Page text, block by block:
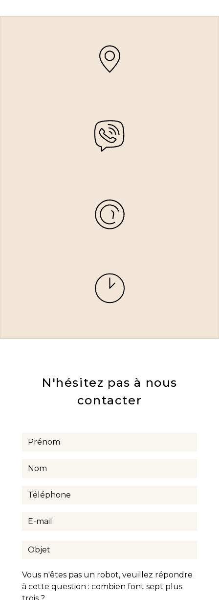
N'hésitez pas à nous
contacter
Vous n'êtes pas un robot, veuillez répondre
à cette question : combien font sept plus
trois ?